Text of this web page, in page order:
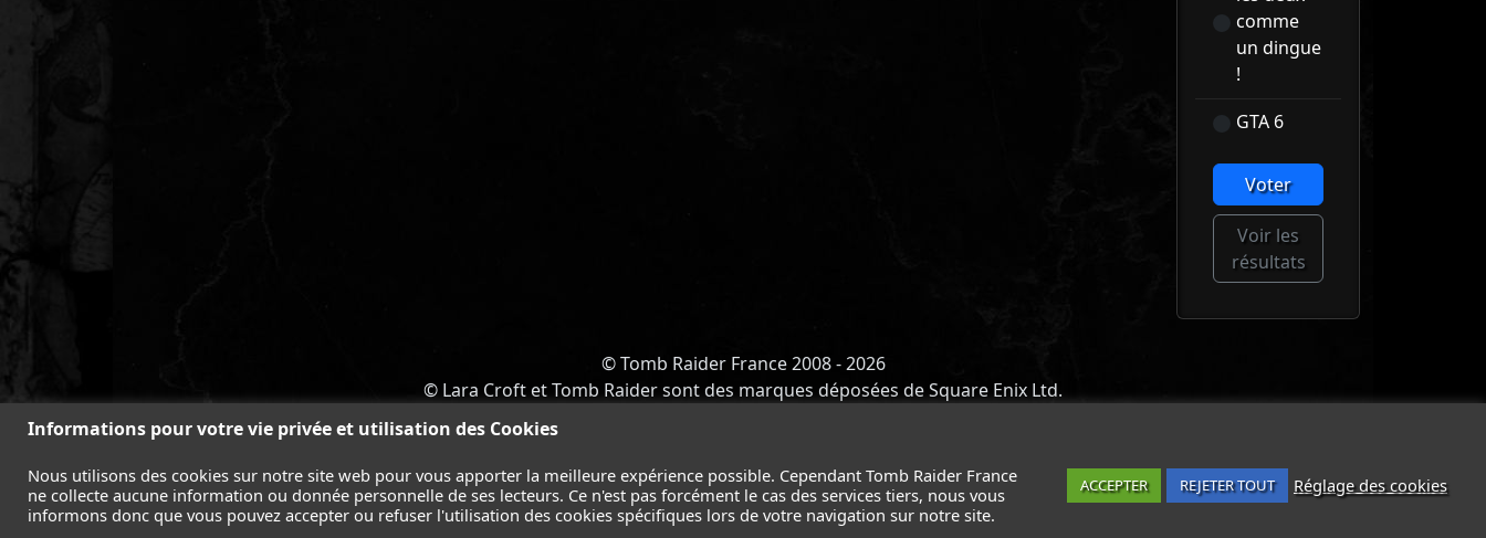
comme
un dingue
!
GTA 6
Voter
Voir les
résultats
Informations pour votre vie privée et utilisation des Cookies
Nous utilisons des cookies sur notre site web pour vous apporter la meilleure expérience possible. Cependant Tomb Raider France
ne collecte aucune information ou donnée personnelle de ses lecteurs. Ce n'est pas forcément le cas des services tiers, nous vous
informons donc que vous pouvez accepter ou refuser l'utilisation des cookies spécifiques lors de votre navigation sur notre site.
ACCEPTER REJETER TOUT Réglage des cookies
© Tomb Raider France 2008 - 2026
© Lara Croft et Tomb Raider sont des marques déposées de Square Enix Ltd.
ACCUEIL
TOMB RAIDER - LEGACY OF ATLANTIS